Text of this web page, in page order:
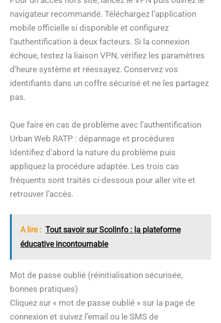
navigateur recommandé. Téléchargez l’application
mobile officielle si disponible et configurez
l’authentification à deux facteurs. Si la connexion
échoue, testez la liaison VPN, vérifiez les paramètres
d’heure système et réessayez. Conservez vos
identifiants dans un coffre sécurisé et ne les partagez
pas.
Que faire en cas de problème avec l’authentification
Urban Web RATP : dépannage et procédures
Identifiez d’abord la nature du problème puis
appliquez la procédure adaptée. Les trois cas
fréquents sont traités ci-dessous pour aller vite et
retrouver l’accès.
A lire : Tout savoir sur Scolinfo : la plateforme
éducative incontournable
Mot de passe oublié (réinitialisation sécurisée,
bonnes pratiques)
Cliquez sur « mot de passe oublié » sur la page de
connexion et suivez l’email ou le SMS de